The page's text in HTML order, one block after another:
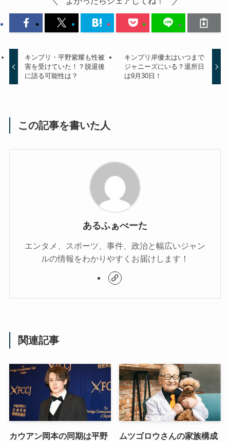
キンプリ・平野紫耀も性被
害を受けていた！？脱退後
に語る可能性は？
キンプリ岸優太はいつまで
ジャニーズにいる？退所日
は9月30日！
この記事を書いた人
あるふぁべーた
エンタメ、スポーツ、事件、政治と幅広いジャン
ルの情報をわかりやすくお届けします！
関連記事
カウアン岡本の同期は平野
ムツゴロウさんの家族構成